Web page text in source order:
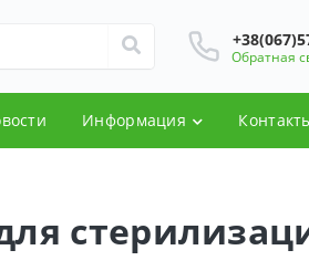
Обратная
Информация